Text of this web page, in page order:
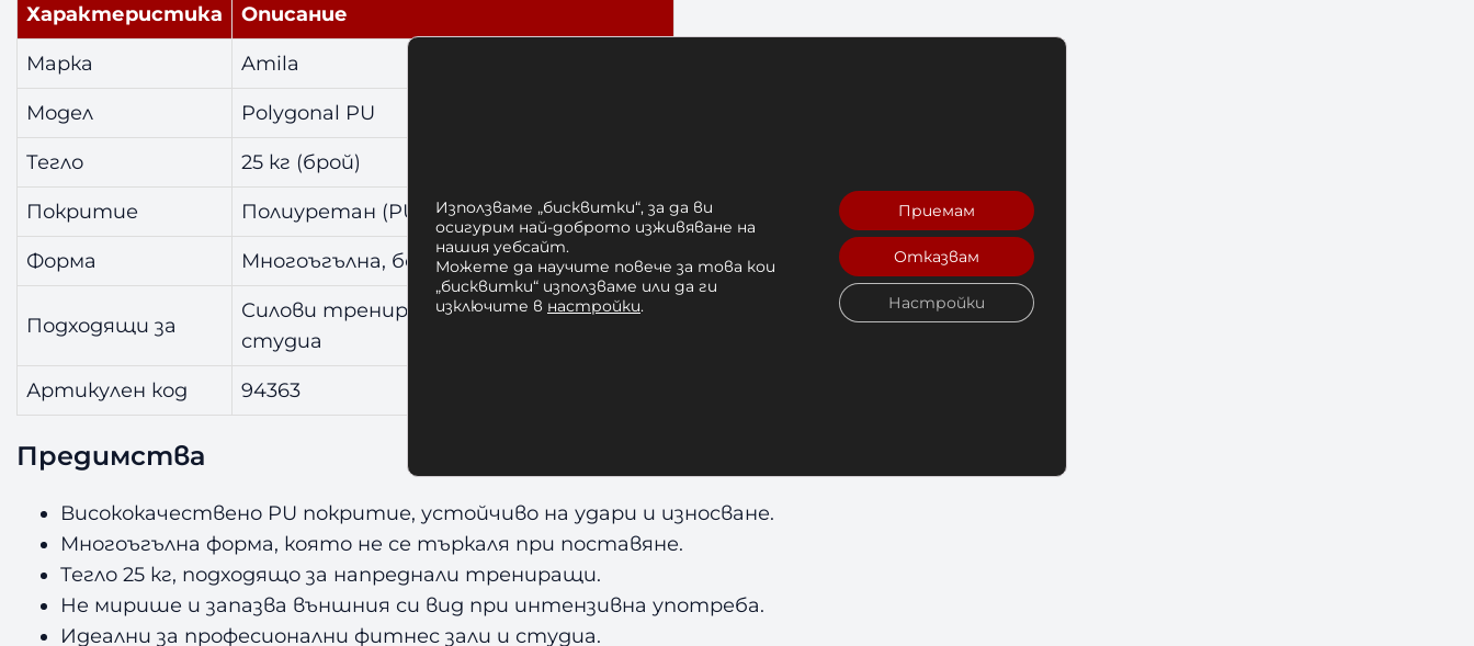
Характеристика Описание
Марка Amila
Модел Polygonal PU
Тегло 25 кг (брой)
Покритие Полиуретан (PU), устойчиво на удари
Форма Многоъгълна, без търкаляне
Подходящи за
Силови тренировки, фитнес зали,
студиа
Артикулен код 94363
Предимства
Висококачествено PU покритие, устойчиво на удари и износване.
Многоъгълна форма, която не се търкаля при поставяне.
Тегло 25 кг, подходящо за напреднали трениращи.
Не мирише и запазва външния си вид при интензивна употреба.
Идеални за професионални фитнес зали и студиа.
Използваме „бисквитки“, за да ви
осигурим най-доброто изживяване на
нашия уебсайт.
Можете да научите повече за това кои
„бисквитки“ използваме или да ги
изключите в настройки.
Приемам
Отказвам
Настройки